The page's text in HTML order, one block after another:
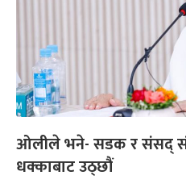
ओलीले भने- सडक र संसद्
धक्काबाट उठ्छौं